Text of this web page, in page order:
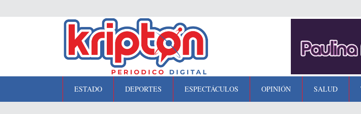
ESTADO DEPORTES ESPECTÁCULOS OPINIÓN SALUD